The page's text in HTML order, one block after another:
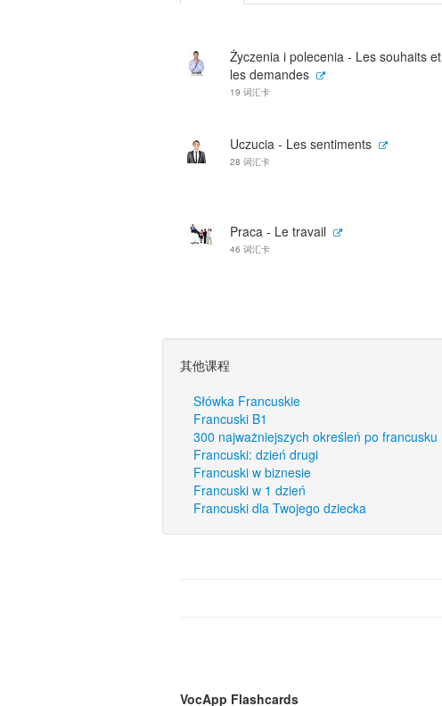
Życzenia i polecenia - Les souhaits et
les demandes
19 词汇卡
Uczucia - Les sentiments
28 词汇卡
Praca - Le travail
46 词汇卡
其他课程
Słówka Francuskie
Francuski B1
300 najważniejszych określeń po francusku
Francuski: dzień drugi
Francuski w biznesie
Francuski w 1 dzień
Francuski dla Twojego dziecka
VocApp Flashcards